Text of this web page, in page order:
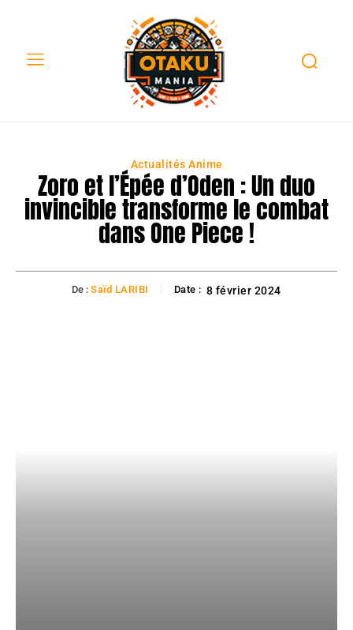
Actualités Anime
Zoro et l’Épée d’Oden : Un duo
invincible transforme le combat
dans One Piece !
De : Saïd LARIBI Date : 8 février 2024